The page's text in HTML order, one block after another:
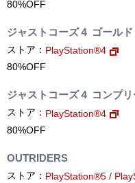
80%OFF
ジャストコーズ４ ゴール
ストア： PlayStation®4
80%OFF
ジャストコーズ４ コンプ
ストア： PlayStation®4
80%OFF
OUTRIDERS
ストア： PlayStation®5 /